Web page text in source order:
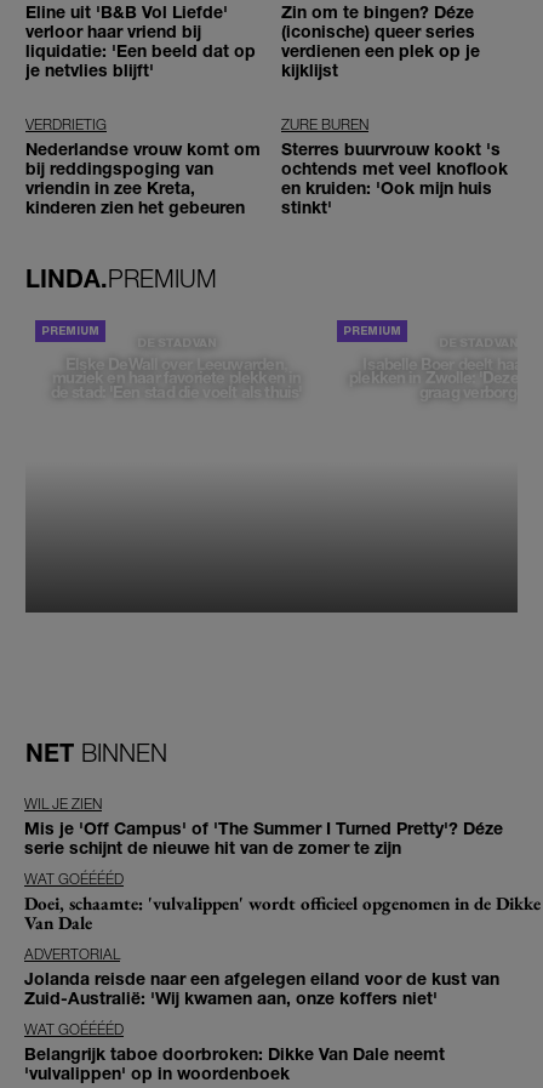
Eline uit 'B&B Vol Liefde'
verloor haar vriend bij
liquidatie: 'Een beeld dat op
je netvlies blijft'
Zin om te bingen? Déze
(iconische) queer series
verdienen een plek op je
kijklijst
VERDRIETIG
Nederlandse vrouw komt om
bij reddingspoging van
vriendin in zee Kreta,
kinderen zien het gebeuren
ZURE BUREN
Sterres buurvrouw kookt 's
ochtends met veel knoflook
en kruiden: 'Ook mijn huis
stinkt'
LINDA.PREMIUM
DE STAD VAN
Elske DeWall over Leeuwarden,
muziek en haar favoriete plekken in
de stad: 'Een stad die voelt als thuis'
DE STAD VAN
Isabelle Boer deelt haar
plekken in Zwolle: 'Deze
graag verborgen'
NET BINNEN
WIL JE ZIEN
Mis je 'Off Campus' of 'The Summer I Turned Pretty'? Déze
serie schijnt de nieuwe hit van de zomer te zijn
WAT GOÉÉÉÉD
Doei, schaamte: 'vulvalippen' wordt officieel opgenomen in de Dikke
Van Dale
ADVERTORIAL
Jolanda reisde naar een afgelegen eiland voor de kust van
Zuid-Australië: 'Wij kwamen aan, onze koffers niet'
WAT GOÉÉÉÉD
Belangrijk taboe doorbroken: Dikke Van Dale neemt
'vulvalippen' op in woordenboek